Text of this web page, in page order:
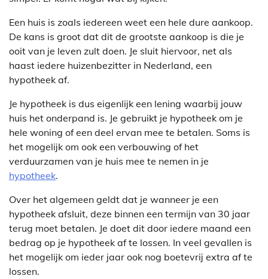
Een huis is zoals iedereen weet een hele dure aankoop.
De kans is groot dat dit de grootste aankoop is die je
ooit van je leven zult doen. Je sluit hiervoor, net als
haast iedere huizenbezitter in Nederland, een
hypotheek af.
Je hypotheek is dus eigenlijk een lening waarbij jouw
huis het onderpand is. Je gebruikt je hypotheek om je
hele woning of een deel ervan mee te betalen. Soms is
het mogelijk om ook een verbouwing of het
verduurzamen van je huis mee te nemen in je
hypotheek.
Over het algemeen geldt dat je wanneer je een
hypotheek afsluit, deze binnen een termijn van 30 jaar
terug moet betalen. Je doet dit door iedere maand een
bedrag op je hypotheek af te lossen. In veel gevallen is
het mogelijk om ieder jaar ook nog boetevrij extra af te
lossen.